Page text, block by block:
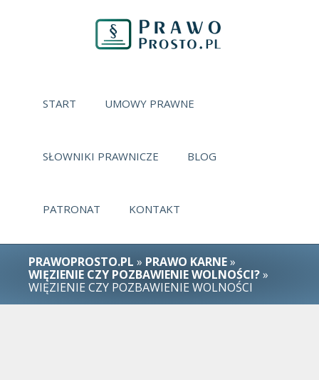
START UMOWY PRAWNE
SŁOWNIKI PRAWNICZE BLOG
PATRONAT KONTAKT
PRAWOPROSTO.PL » PRAWO KARNE»
WIĘZIENIE CZY POZBAWIENIE WOLNOŚCI?»
WIĘZIENIE CZY POZBAWIENIE WOLNOŚCI